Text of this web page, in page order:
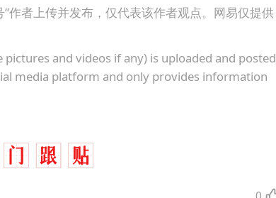
作者上传并发布，仅代表该作者观点。网易仅提供
and videos if any) is uploaded and posted
media platform and only provides information